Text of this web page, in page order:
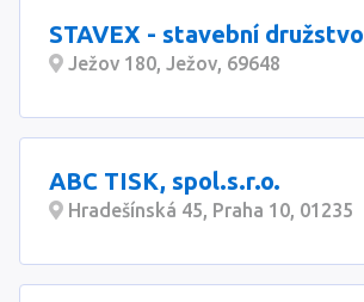
STAVEX - stavební družstvo
Ježov 180, Ježov, 69648
ABC TISK, spol.s.r.o.
Hradešínská 45, Praha 10, 01235